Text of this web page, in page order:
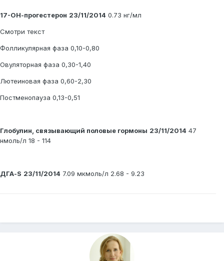
17-ОН-прогестерон 23/11/2014 0.73 нг/мл
Смотри текст
Фолликулярная фаза 0,10-0,80
Овуляторная фаза 0,30-1,40
Лютеиновая фаза 0,60-2,30
Постменопауза 0,13-0,51
Глобулин, связывающий половые гормоны 23/11/2014 47
нмоль/л 18 - 114
ДГА-S 23/11/2014 7.09 мкмоль/л 2.68 - 9.23